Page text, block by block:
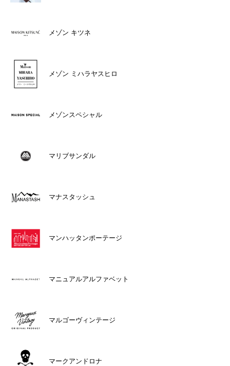
メゾン キツネ
メゾン ミハラヤスヒロ
メゾンスペシャル
マリブサンダル
マナスタッシュ
マンハッタンポーテージ
マニュアルアルファベット
マルゴーヴィンテージ
マークアンドロナ